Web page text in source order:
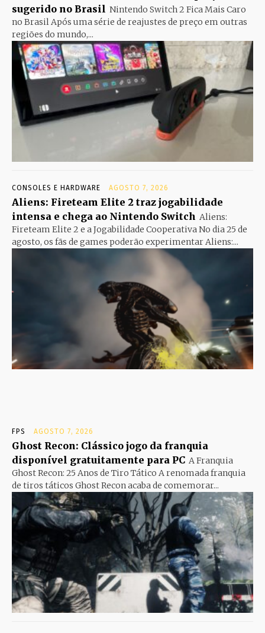
sugerido no Brasil Nintendo Switch 2 Fica Mais Caro
no Brasil Após uma série de reajustes de preço em outras
regiões do mundo,...
CONSOLES E HARDWARE AGOSTO 7, 2026
Aliens: Fireteam Elite 2 traz jogabilidade
intensa e chega ao Nintendo Switch Aliens:
Fireteam Elite 2 e a Jogabilidade Cooperativa No dia 25 de
agosto, os fãs de games poderão experimentar Aliens:...
FPS AGOSTO 7, 2026
Ghost Recon: Clássico jogo da franquia
disponível gratuitamente para PC A Franquia
Ghost Recon: 25 Anos de Tiro Tático A renomada franquia
de tiros táticos Ghost Recon acaba de comemorar...